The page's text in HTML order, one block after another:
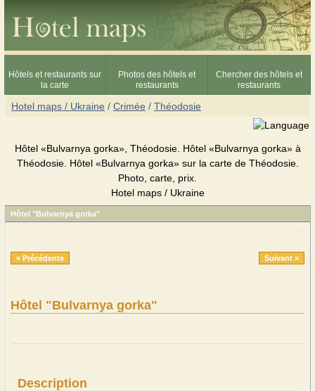
Hôtels et restaurants sur
la carte
Photos des hôtels et
restaurants
Chercher des hôtels et
restaurants
Hotel maps / Ukraine / Crimée / Théodosie
Hôtel «Bulvarnya gorka», Théodosie. Hôtel «Bulvarnya gorka» à
Théodosie. Hôtel «Bulvarnya gorka» sur la carte de Théodosie.
Photo, carte, prix.
Hotel maps / Ukraine
Hôtel "Bulvarnya gorka"
« Précédente Suivant »
Hôtel "Bulvarnya gorka"
Description